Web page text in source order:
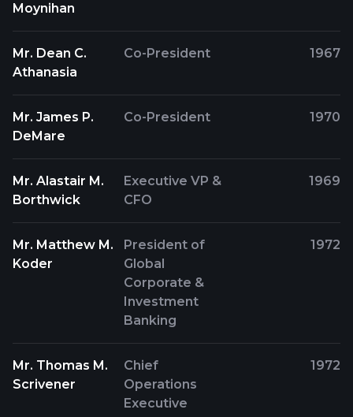
Moynihan
Mr. Dean C.
Athanasia
Co-President 1967
Mr. James P.
DeMare
Co-President 1970
Mr. Alastair M.
Borthwick
Executive VP &
CFO
1969
Mr. Matthew M.
Koder
President of
Global
Corporate &
Investment
Banking
1972
Mr. Thomas M.
Scrivener
Chief
Operations
Executive
1972